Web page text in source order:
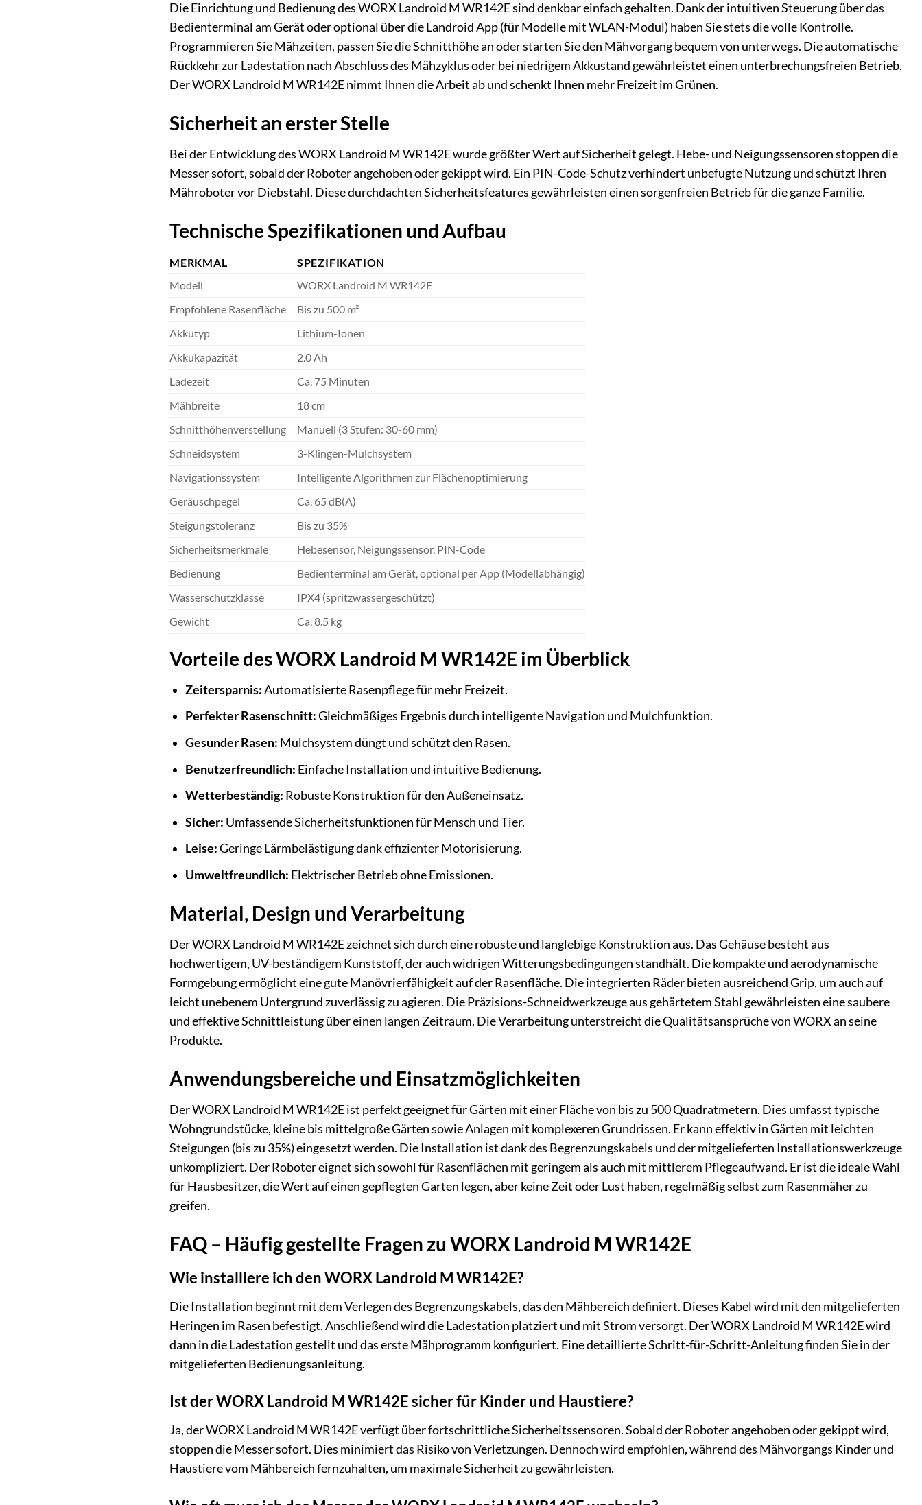
Die Einrichtung und Bedienung des WORX Landroid M WR142E sind denkbar einfach gehalten. Dank der intuitiven Steuerung über das
Bedienterminal am Gerät oder optional über die Landroid App (für Modelle mit WLAN-Modul) haben Sie stets die volle Kontrolle.
Programmieren Sie Mähzeiten, passen Sie die Schnitthöhe an oder starten Sie den Mähvorgang bequem von unterwegs. Die automatische
Rückkehr zur Ladestation nach Abschluss des Mähzyklus oder bei niedrigem Akkustand gewährleistet einen unterbrechungsfreien Betrieb.
Der WORX Landroid M WR142E nimmt Ihnen die Arbeit ab und schenkt Ihnen mehr Freizeit im Grünen.
Sicherheit an erster Stelle
Bei der Entwicklung des WORX Landroid M WR142E wurde größter Wert auf Sicherheit gelegt. Hebe- und Neigungssensoren stoppen die
Messer sofort, sobald der Roboter angehoben oder gekippt wird. Ein PIN-Code-Schutz verhindert unbefugte Nutzung und schützt Ihren
Mähroboter vor Diebstahl. Diese durchdachten Sicherheitsfeatures gewährleisten einen sorgenfreien Betrieb für die ganze Familie.
Technische Spezifikationen und Aufbau
MERKMAL
SPEZIFIKATION
Modell
WORX Landroid M WR142E
Empfohlene Rasenfläche
Bis zu 500 m²
Akkutyp
Lithium-Ionen
Akkukapazität
2.0 Ah
Ladezeit
Ca. 75 Minuten
Mähbreite
18 cm
Schnitthöhenverstellung
Manuell (3 Stufen: 30-60 mm)
Schneidsystem
3-Klingen-Mulchsystem
Navigationssystem
Intelligente Algorithmen zur Flächenoptimierung
Geräuschpegel
Ca. 65 dB(A)
Steigungstoleranz
Bis zu 35%
Sicherheitsmerkmale
Hebesensor, Neigungssensor, PIN-Code
Bedienung
Bedienterminal am Gerät, optional per App (Modellabhängig)
Wasserschutzklasse
IPX4 (spritzwassergeschützt)
Gewicht
Ca. 8.5 kg
Vorteile des WORX Landroid M WR142E im Überblick
Zeitersparnis:Automatisierte Rasenpflege für mehr Freizeit.
Perfekter Rasenschnitt:Gleichmäßiges Ergebnis durch intelligente Navigation und Mulchfunktion.
Gesunder Rasen: Mulchsystem düngt und schützt den Rasen.
Benutzerfreundlich: Einfache Installation und intuitive Bedienung.
Wetterbeständig: Robuste Konstruktion für den Außeneinsatz.
Sicher: Umfassende Sicherheitsfunktionen für Mensch und Tier.
Leise:Geringe Lärmbelästigung dank effizienter Motorisierung.
Umweltfreundlich: Elektrischer Betrieb ohne Emissionen.
Material, Design und Verarbeitung
Der WORX Landroid M WR142E zeichnet sich durch eine robuste und langlebige Konstruktion aus. Das Gehäuse besteht aus
hochwertigem, UV-beständigem Kunststoff, der auch widrigen Witterungsbedingungen standhält. Die kompakte und aerodynamische
Formgebung ermöglicht eine gute Manövrierfähigkeit auf der Rasenfläche. Die integrierten Räder bieten ausreichend Grip, um auch auf
leicht unebenem Untergrund zuverlässig zu agieren. Die Präzisions-Schneidwerkzeuge aus gehärtetem Stahl gewährleisten eine saubere
und effektive Schnittleistung über einen langen Zeitraum. Die Verarbeitung unterstreicht die Qualitätsansprüche von WORX an seine
Produkte.
Anwendungsbereiche und Einsatzmöglichkeiten
Der WORX Landroid M WR142E ist perfekt geeignet für Gärten mit einer Fläche von bis zu 500 Quadratmetern. Dies umfasst typische
Wohngrundstücke, kleine bis mittelgroße Gärten sowie Anlagen mit komplexeren Grundrissen. Er kann effektiv in Gärten mit leichten
Steigungen (bis zu 35%) eingesetzt werden. Die Installation ist dank des Begrenzungskabels und der mitgelieferten Installationswerkzeuge
unkompliziert. Der Roboter eignet sich sowohl für Rasenflächen mit geringem als auch mit mittlerem Pflegeaufwand. Er ist die ideale Wahl
für Hausbesitzer, die Wert auf einen gepflegten Garten legen, aber keine Zeit oder Lust haben, regelmäßig selbst zum Rasenmäher zu
greifen.
FAQ – Häufig gestellte Fragen zu WORX Landroid M WR142E
Wie installiere ich den WORX Landroid M WR142E?
Die Installation beginnt mit dem Verlegen des Begrenzungskabels, das den Mähbereich definiert. Dieses Kabel wird mit den mitgelieferten
Heringen im Rasen befestigt. Anschließend wird die Ladestation platziert und mit Strom versorgt. Der WORX Landroid M WR142E wird
dann in die Ladestation gestellt und das erste Mähprogramm konfiguriert. Eine detaillierte Schritt-für-Schritt-Anleitung finden Sie in der
mitgelieferten Bedienungsanleitung.
Ist der WORX Landroid M WR142E sicher für Kinder und Haustiere?
Ja, der WORX Landroid M WR142E verfügt über fortschrittliche Sicherheitssensoren. Sobald der Roboter angehoben oder gekippt wird,
stoppen die Messer sofort. Dies minimiert das Risiko von Verletzungen. Dennoch wird empfohlen, während des Mähvorgangs Kinder und
Haustiere vom Mähbereich fernzuhalten, um maximale Sicherheit zu gewährleisten.